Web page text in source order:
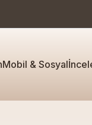
Mobil & Sosyal